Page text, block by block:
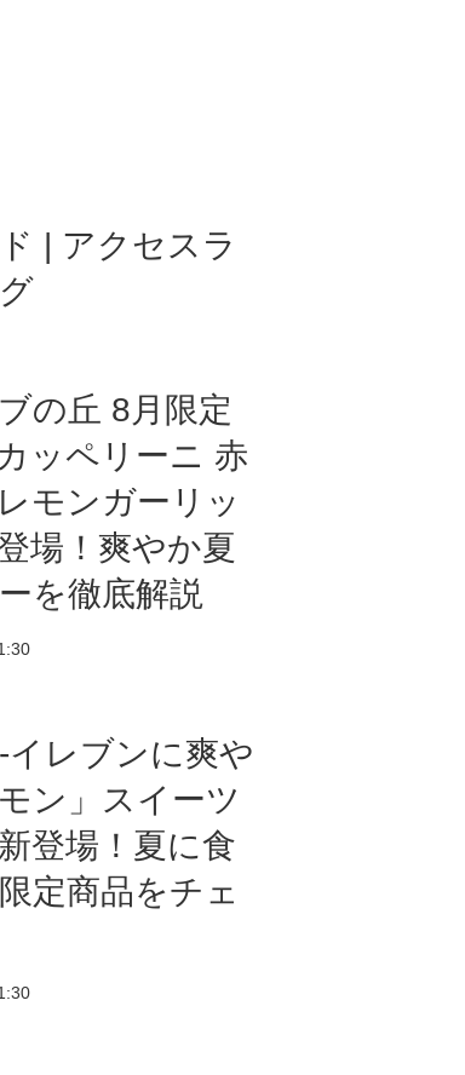
| アクセスラ
の丘 8月限定
カッペリーニ 赤
モンガーリッ
場！爽やか夏
を徹底解説
イレブンに爽や
ン」スイーツ
登場！夏に食
定商品をチェ